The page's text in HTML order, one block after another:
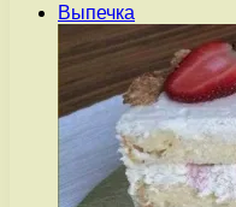
Выпечка